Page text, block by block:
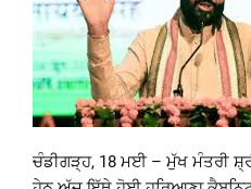
ਚੰਡੀਗੜ੍ਹ, 18 ਮਈ – ਮੁੱਖ ਮੰਤਰੀ